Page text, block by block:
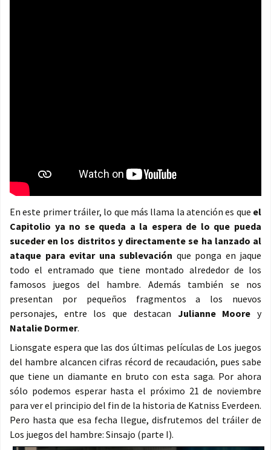
En este primer tráiler, lo que más llama la atención es que el
Capitolio ya no se queda a la espera de lo que pueda
suceder en los distritos y directamente se ha lanzado al
ataque para evitar una sublevación que ponga en jaque
todo el entramado que tiene montado alrededor de los
famosos juegos del hambre. Además también se nos
presentan por pequeños fragmentos a los nuevos
personajes, entre los que destacan Julianne Moorey
Natalie Dormer.
Lionsgate espera que las dos últimas películas de Los juegos
del hambre alcancen cifras récord de recaudación, pues sabe
que tiene un diamante en bruto con esta saga. Por ahora
sólo podemos esperar hasta el próximo 21 de noviembre
para ver el principio del fin de la historia de Katniss Everdeen.
Pero hasta que esa fecha llegue, disfrutemos del tráiler de
Los juegos del hambre: Sinsajo (parte I).